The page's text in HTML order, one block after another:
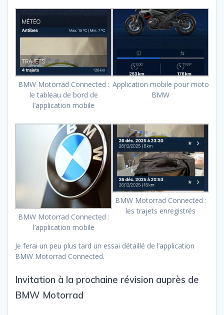
BMW Motorrad Connected :
le tableau de bord de
l’application mobile
Application mobile pour moto
BMW
BMW Motorrad Connected :
l’application mobile
BMW Motorrad Connected :
les trajets enregistrés
Je ferai un peu plus tard un essai détaillé de l’application
BMW Motorrad Connected.
Invitation à la prochaine révision auprès de
BMW Motorrad